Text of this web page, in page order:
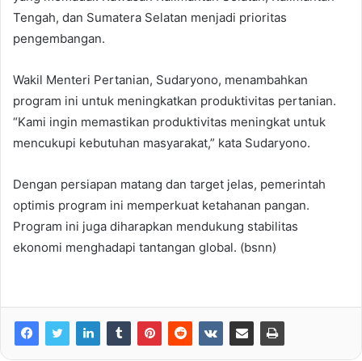
Tengah, dan Sumatera Selatan menjadi prioritas
pengembangan.
Wakil Menteri Pertanian, Sudaryono, menambahkan
program ini untuk meningkatkan produktivitas pertanian.
“Kami ingin memastikan produktivitas meningkat untuk
mencukupi kebutuhan masyarakat,” kata Sudaryono.
Dengan persiapan matang dan target jelas, pemerintah
optimis program ini memperkuat ketahanan pangan.
Program ini juga diharapkan mendukung stabilitas
ekonomi menghadapi tantangan global. (bsnn)